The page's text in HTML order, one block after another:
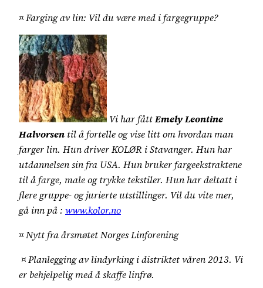
¤ Farging av lin: Vil du være med i fargegruppe?
Vi har fåttEmely Leontine
Halvorsen til å fortelle og vise litt om hvordan man
farger lin. Hun driver KOLØR i Stavanger. Hun har
utdannelsen sin fra USA. Hun bruker fargeekstraktene
til å farge, male og trykke tekstiler. Hun har deltatt i
flere gruppe- og jurierte utstillinger. Vil du vite mer,
gå inn på : www.kolor.no
¤ Nytt fra årsmøtet Norges Linforening
¤ Planlegging av lindyrking i distriktet våren 2013. Vi
er behjelpelig med å skaffe linfrø.